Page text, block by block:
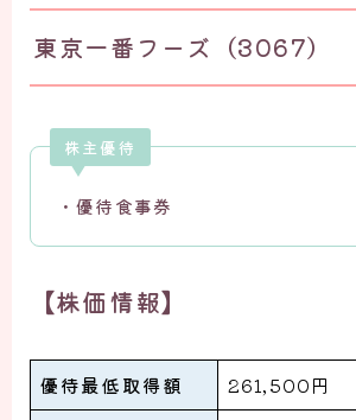
東京一番フーズ（3067）
株主優待
・優待食事券
【株価情報】
優待最低取得額
261,500円